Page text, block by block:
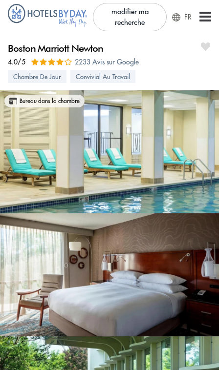
modifier ma
recherche
FR
Boston Marriott Newton
4.0/5 2233 Avis sur Google
Chambre De Jour Convivial Au Travail
Bureau dans la chambre